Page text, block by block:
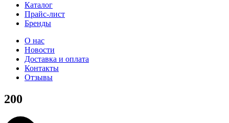
Каталог
Прайс-лист
Бренды
О нас
Новости
Доставка и оплата
Контакты
Отзывы
200